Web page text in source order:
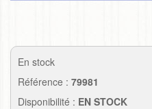
En stock
Référence : 79981
Disponibilité : EN STOCK